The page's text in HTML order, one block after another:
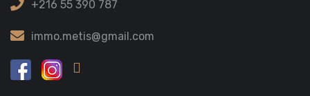
+216 55 390 787
immo.metis@gmail.com